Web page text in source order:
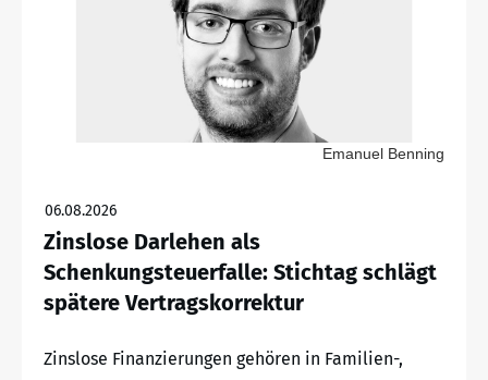
Emanuel Benning
06.08.2026
Zinslose Darlehen als
Schenkungsteuerfalle: Stichtag schlägt
spätere Vertragskorrektur
Zinslose Finanzierungen gehören in Familien-,